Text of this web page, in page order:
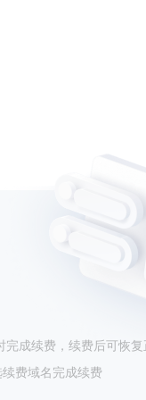
成续费，续费后可恢复
费域名完成续费